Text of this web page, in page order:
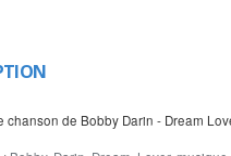
chanson de Bobby Darin - Dream